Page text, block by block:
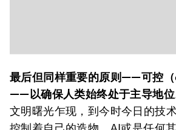
最后但同样重要的原则——可控
——以确保人类始终处于主导地位
文明曙光乍现，到今时今日的技